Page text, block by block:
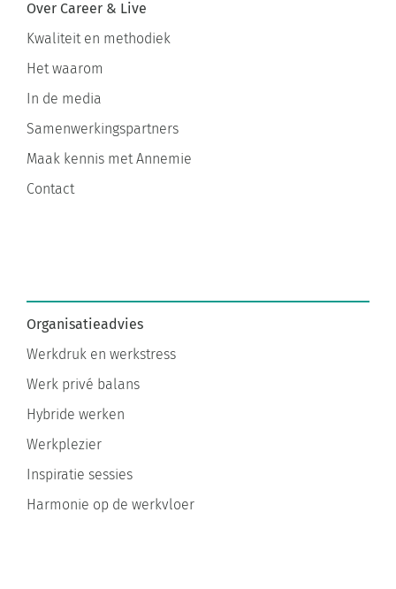
Maak kennis met Annemie
Organisatieadvies
Werkdruk en werkstress
Hybride werken
Werkplezier
Inspiratie sessies
Harmonie op de werkvloer